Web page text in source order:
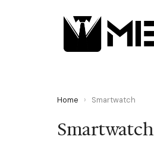
Home › Smartwatch
Smartwatch